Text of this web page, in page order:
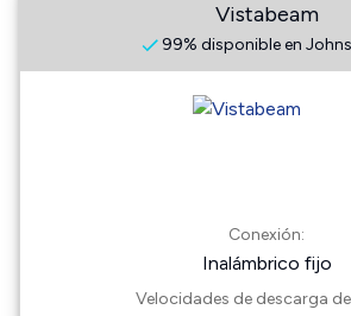
Vistabeam
99% disponible en
Conexión:
Inalámbrico fijo
Velocidades de descarga